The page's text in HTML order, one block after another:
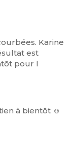
Karine
est
pour l
à bientôt ☺️